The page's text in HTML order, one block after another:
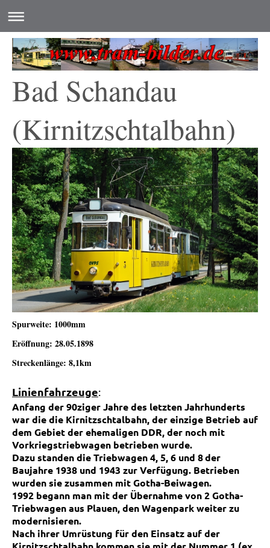
Bad Schandau
(Kirnitzschtalbahn)
Spurweite: 1000mm
Eröffnung: 28.05.1898
Streckenlänge: 8,1km
Linienfahrzeuge:
Anfang der 90ziger Jahre des letzten Jahrhunderts
war die die Kirnitzschtalbahn, der einzige Betrieb auf
dem Gebiet der ehemaligen DDR, der noch mit
Vorkriegstriebwagen betrieben wurde.
Dazu standen dieTriebwagen 4, 5, 6 und 8der
Baujahre 1938 und 1943 zur Verfügung. Betrieben
wurden sie zusammen mit Gotha-Beiwagen.
1992 begann man mit der Übernahme von 2 Gotha-
Triebwagen aus Plauen, den Wagenparkweiter zu
modernisieren.
Nach ihrer Umrüstung für den Einsatz auf der